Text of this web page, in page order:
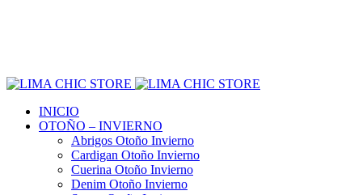
INICIO
OTOÑO – INVIERNO
Abrigos Otoño Invierno
Cardigan Otoño Invierno
Cuerina Otoño Invierno
Denim Otoño Invierno